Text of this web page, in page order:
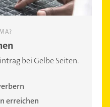
bei Gelbe Seiten.
erreichen